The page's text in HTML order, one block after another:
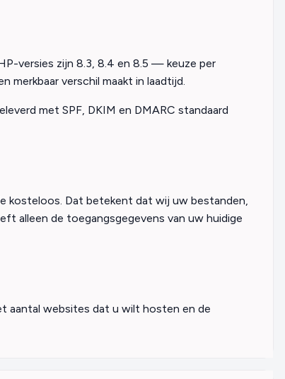
versies zijn 8.3, 8.4 en 8.5 — keuze per
verschil maakt in laadtijd.
met SPF, DKIM en DMARC standaard
kosteloos. Dat betekent dat wij uw bestanden,
alleen de toegangsgegevens van uw huidige
aantal websites dat u wilt hosten en de